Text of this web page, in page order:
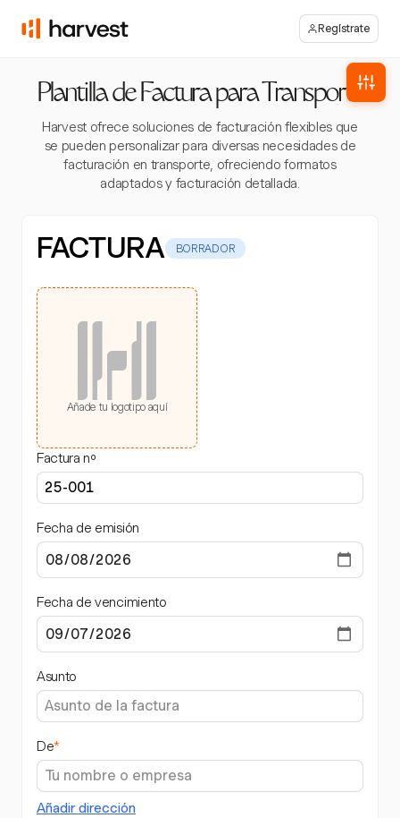
Regístrate
Plantilla de Factura para Transporte
Harvest ofrece soluciones de facturación flexibles que
se pueden personalizar para diversas necesidades de
facturación en transporte, ofreciendo formatos
adaptados y facturación detallada.
FACTURA BORRADOR
Añade tu logotipo aquí
Factura nº
Fecha de emisión
Fecha de vencimiento
Asunto
De*
Añadir dirección